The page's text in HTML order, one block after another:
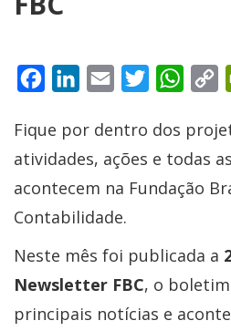
FacebookLinkedInEmail Twitter
Fique por dentro dos
atividades, ações e todas
acontecem na Fundação
Contabilidade.
Neste mês foi publicada a
Newsletter FBC, o
principais notícias e